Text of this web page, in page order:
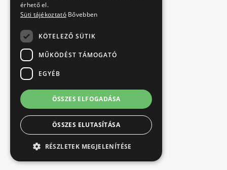
érhető el.
Süti tájékoztató Bővebben
KÖTELEZŐ SÜTIK
MŰKÖDÉST TÁMOGATÓ
EGYÉB
ÖSSZES ELFOGADÁSA
ÖSSZES ELUTASÍTÁSA
RÉSZLETEK MEGJELENÍTÉSE